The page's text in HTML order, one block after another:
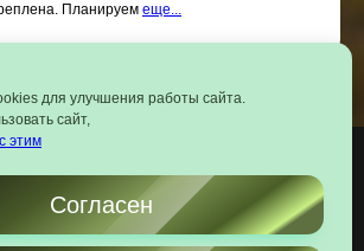
Планируем еще...
для улучшения работы сайта.
сайт,
этим
Согласен